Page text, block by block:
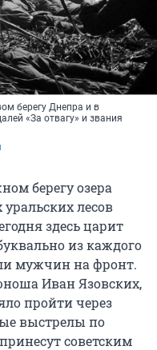
берегу Днепра и в
«За отвагу» и звания
берегу озера
лесов
здесь царит
из каждого
мужчин на фронт.
Иван Язовских,
пройти через
выстрелы по
советским